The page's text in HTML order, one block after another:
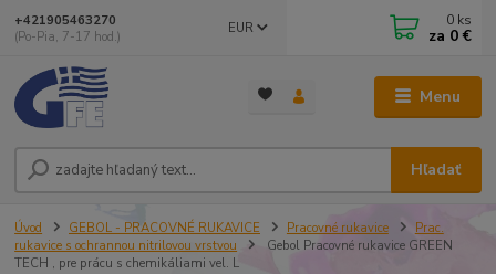
Menu
EUR
Hľadať
+421905463270
(Po-Pia, 7-17 hod.)
0 ks
za 0 €
Úvod GEBOL - PRACOVNÉ RUKAVICE Pracovné rukavice
Prac.
rukavice s ochrannou nitrilovou vrstvou
Gebol Pracovné rukavice GREEN
TECH , pre prácu s chemikáliami vel. L